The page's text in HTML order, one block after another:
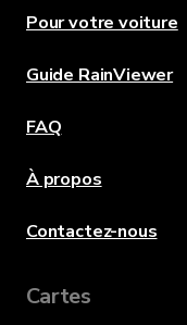
Pour votre voiture
Guide RainViewer
FAQ
À propos
Contactez-nous
Cartes